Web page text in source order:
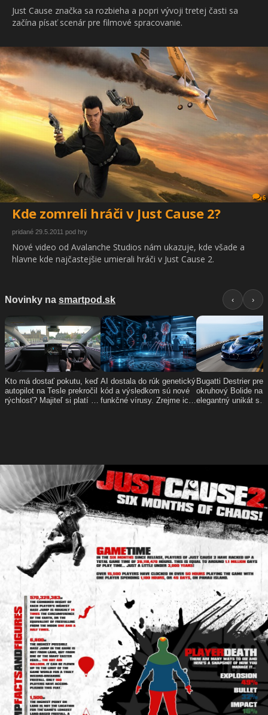
Just Cause značka sa rozbieha a popri vývoji tretej časti sa
začína písať scenár pre filmové spracovanie.
6
Kde zomreli hráči v Just Cause 2?
pridané 29.5.2011 pod hry
Nové video od Avalanche Studios nám ukazuje, kde všade a
hlavne kde najčastejšie umierali hráči v Just Cause 2.